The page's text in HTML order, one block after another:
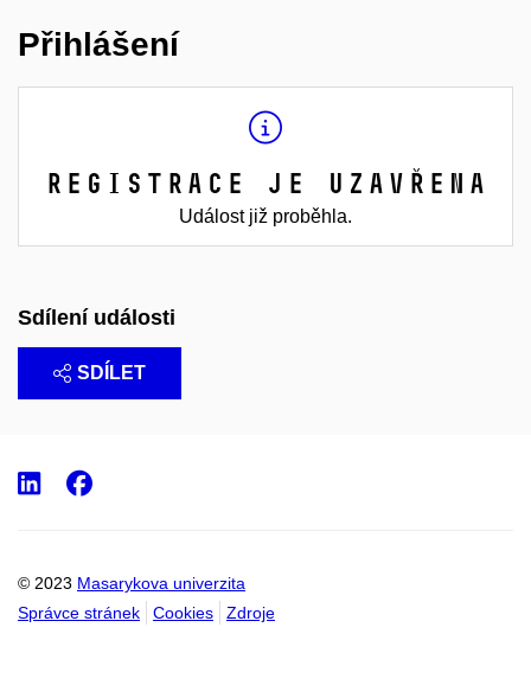
Přihlášení
Registrace je uzavřena
Událost již proběhla.
Sdílení události
SDÍLET
© 2023 Masarykova univerzita
Správce stránek
Cookies Zdroje
LinkedIn
Facebook